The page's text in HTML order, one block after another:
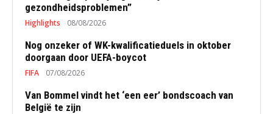
gezondheidsproblemen”
Highlights 08/08/2026
Nog onzeker of WK-kwalificatieduels in oktober
doorgaan door UEFA-boycot
FIFA 07/08/2026
Van Bommel vindt het ‘een eer’ bondscoach van
België te zijn